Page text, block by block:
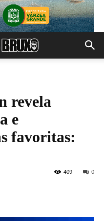
revela
e
favoritas:
0
409